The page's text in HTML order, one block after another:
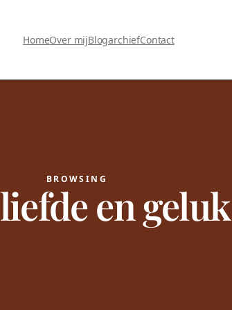
HomeOver mijBlogarchiefContact
BROWSING
liefde en geluk